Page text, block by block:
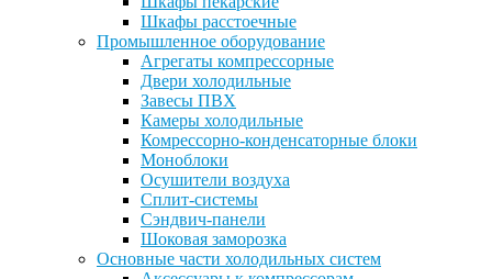
Шкафы расстоечные
Промышленное оборудование
Агрегаты компрессорные
Двери холодильные
Завесы ПВХ
Камеры холодильные
Комрессорно-конденсаторные блоки
Моноблоки
Осушители воздуха
Сплит-системы
Сэндвич-панели
Шоковая заморозка
Основные части холодильных систем